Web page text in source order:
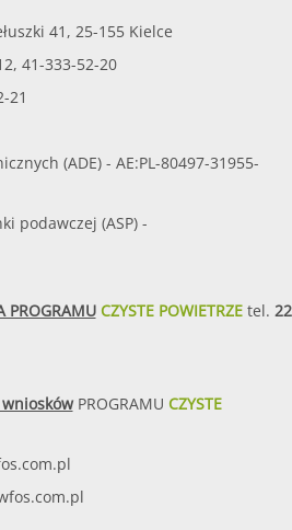
41, 25-155 Kielce
41-333-52-20
21
(ADE) - AE:PL-80497-31955-
podawczej (ASP) -
PROGRAMUCZYSTE POWIETRZEtel. 22
PROGRAMU CZYSTE